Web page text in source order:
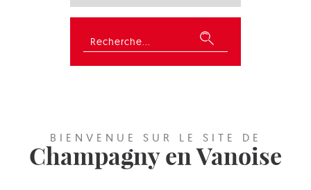
Rechercher
BIENVENUE SUR LE SITE DE
Champagny en Vanoise